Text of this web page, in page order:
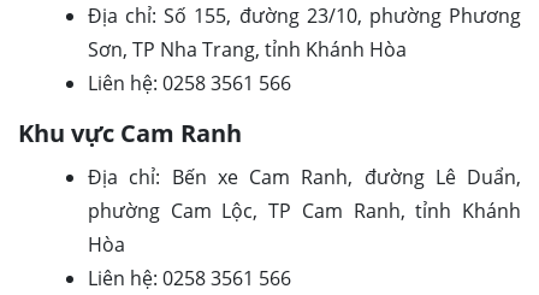
Địa chỉ: Số 155, đường 23/10, phường Phương
Sơn, TP Nha Trang, tỉnh Khánh Hòa
Liên hệ: 0258 3561 566
Khu vực Cam Ranh
Địa chỉ: Bến xe Cam Ranh, đường Lê Duẩn,
phường Cam Lộc, TP Cam Ranh, tỉnh Khánh
Hòa
Liên hệ: 0258 3561 566